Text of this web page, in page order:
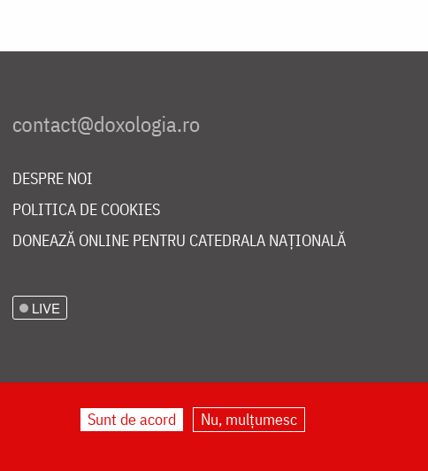
DESPRE NOI
POLITICA DE COOKIES
DONEAZĂ ONLINE PENTRU CATEDRALA NAȚIONALĂ
LIVE
Sunt de acord Nu, mulțumesc